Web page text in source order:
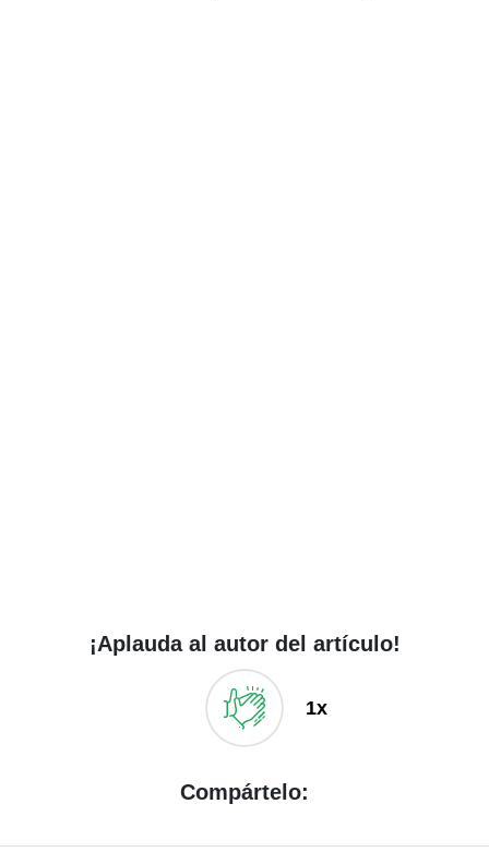
¡Aplauda al autor del artículo!
1x
Compártelo: